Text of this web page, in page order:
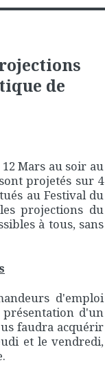
de
Mars au soir au
projetés sur 4
au Festival du
projections du
à tous, sans
d'emploi
d'un
faudra acquérir
et le vendredi,